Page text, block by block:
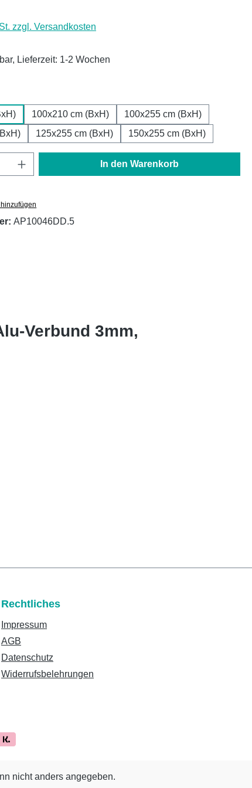
zzgl. Versandkosten
Lieferzeit: 1-2 Wochen
100x210 cm (BxH)
100x255 cm (BxH)
125x255 cm (BxH) 150x255 cm (BxH)
Gib den gewünschten Wert ein
In den Warenkorb
AP10046DD.5
Verbund 3mm,
Rechtliches
Impressum
AGB
Datenschutz
Widerrufsbelehrungen
nicht anders angegeben.